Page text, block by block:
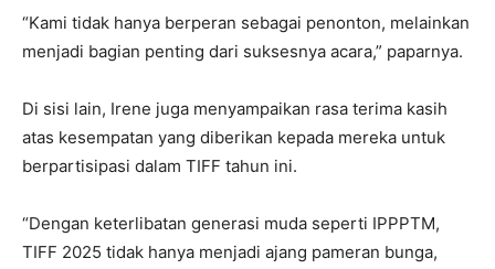
“Kami tidak hanya berperan sebagai penonton, melainkan
menjadi bagian penting dari suksesnya acara,” paparnya.
Di sisi lain, Irene juga menyampaikan rasa terima kasih
atas kesempatan yang diberikan kepada mereka untuk
berpartisipasi dalam TIFF tahun ini.
“Dengan keterlibatan generasi muda seperti IPPPTM,
TIFF 2025 tidak hanya menjadi ajang pameran bunga,